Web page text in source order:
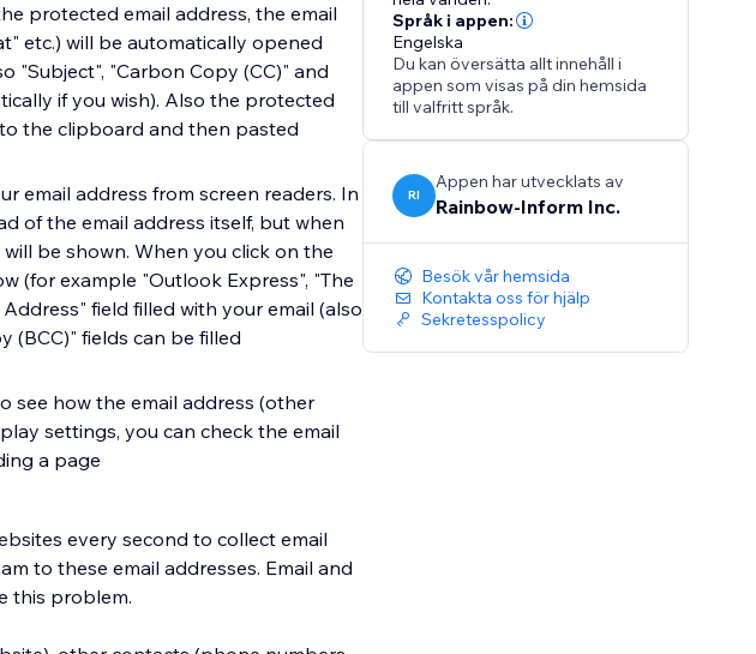
protected email address, the email
etc.) will be automatically opened
"Subject", "Carbon Copy (CC)" and
if you wish). Also the protected
the clipboard and then pasted
email address from screen readers. In
of the email address itself, but when
be shown. When you click on the
(for example "Outlook Express", "The
field filled with your email (also
(BCC)" fields can be filled
see how the email address (other
settings, you can check the email
a page
every second to collect email
to these email addresses. Email and
this problem.
Språk i appen:
Engelska
Du kan översätta allt innehåll i
appen som visas på din hemsida
till valfritt språk.
RI
Appen har utvecklats av
Rainbow-Inform Inc.
Besök vår hemsida
Kontakta oss för hjälp
Sekretesspolicy